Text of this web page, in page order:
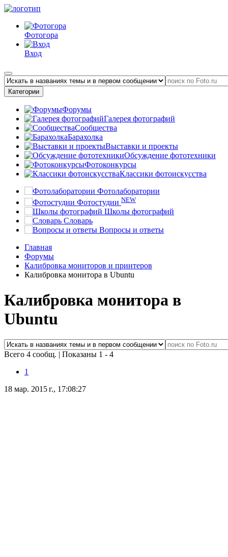
Фотогора
Вход
Категории
Форумы
Галерея фотографий
Сообщества
Барахолка
Выставки и проекты
Обсуждение фототехники
Фотоконкурсы
Классики фотоискусства
Фотолаборатории
Фотостудии NEW
Школы фотографий
Словарь
Вопросы и ответы
Главная
Форумы
Калибровка мониторов и принтеров
Калибровка монитора в Ubuntu
Калибровка монитора в
Ubuntu
Всего 4 сообщ. | Показаны 1 - 4
1
18 мар. 2015 г., 17:08:27